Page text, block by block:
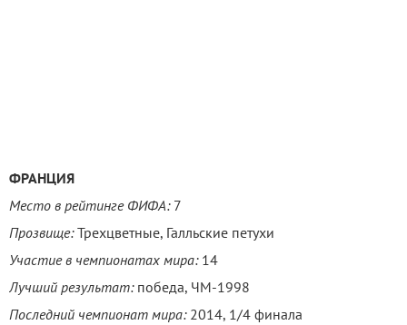
ФРАНЦИЯ
Место в рейтинге ФИФА:7
Прозвище:Трехцветные, Галльские петухи
Участие в чемпионатах мира:14
Лучший результат:победа, ЧМ-1998
Последний чемпионат мира:2014, 1/4 финала